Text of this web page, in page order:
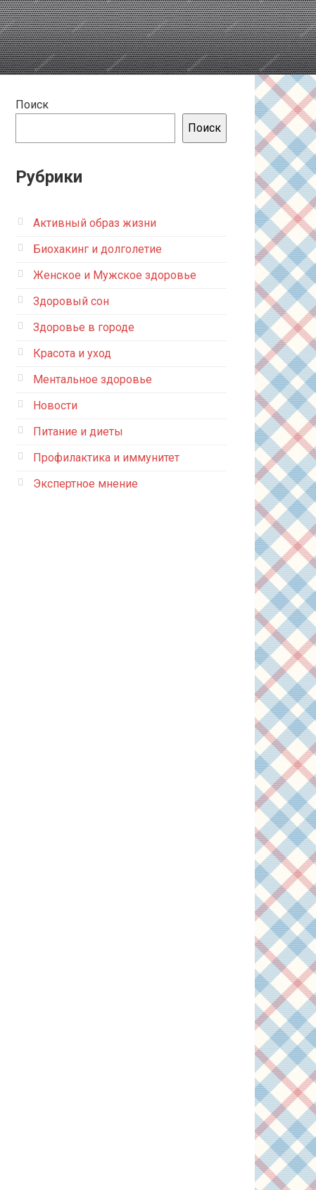
Поиск
Поиск
Рубрики
Активный образ жизни
Биохакинг и долголетие
Женское и Мужское здоровье
Здоровый сон
Здоровье в городе
Красота и уход
Ментальное здоровье
Новости
Питание и диеты
Профилактика и иммунитет
Экспертное мнение